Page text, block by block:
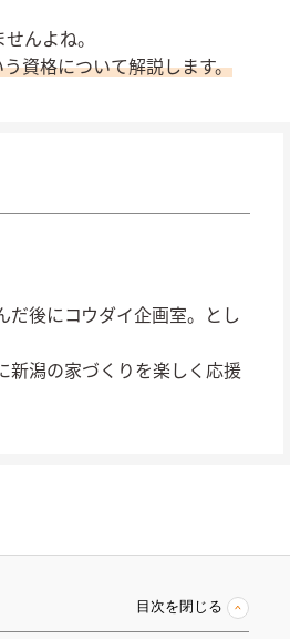
んよね。
資格について解説します。
だ後にコウダイ企画室。とし
新潟の家づくりを楽しく応援
目次を閉じる